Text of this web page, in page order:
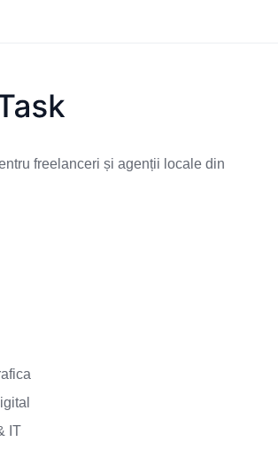
freelanceri și agenții locale din
IT